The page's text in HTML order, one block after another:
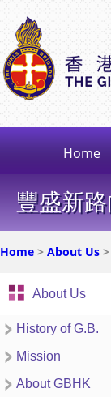
Home
豐盛新路
Home > About Us >
About Us
History of G.B.
Mission
About GBHK